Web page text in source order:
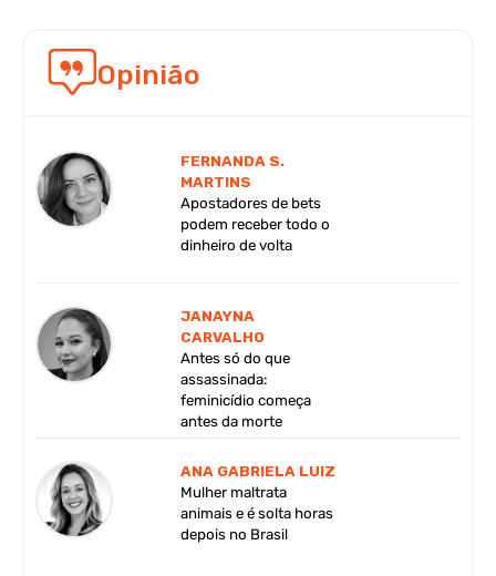
Opinião
FERNANDA S.
MARTINS
Apostadores de bets
podem receber todo o
dinheiro de volta
JANAYNA
CARVALHO
Antes só do que
assassinada:
feminicídio começa
antes da morte
ANA GABRIELA LUIZ
Mulher maltrata
animais e é solta horas
depois no Brasil